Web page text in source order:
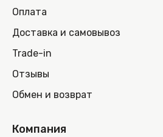
Оплата
Доставка и самовывоз
Trade-in
Отзывы
Обмен и возврат
Компания